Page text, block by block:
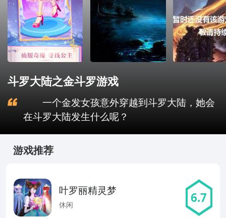
斗罗大陆之金斗罗游戏
一个金发女孩意外穿越到斗罗大陆，她会
在斗罗大陆发生什么呢？
游戏推荐
叶罗丽精灵梦
休闲 6.7